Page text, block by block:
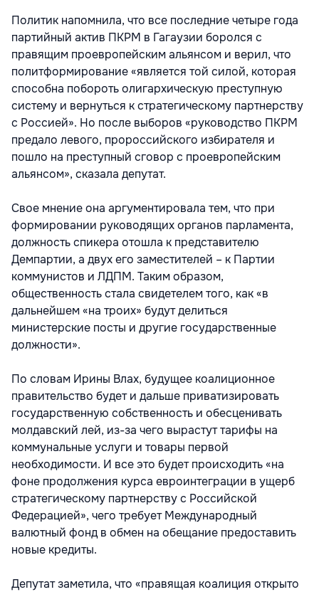
Политик напомнила, что все последние четыре года
партийный актив ПКРМ в Гагаузии боролся с
правящим проевропейским альянсом и верил, что
политформирование «является той силой, которая
способна побороть олигархическую преступную
систему и вернуться к стратегическому партнерству
с Россией». Но после выборов «руководство ПКРМ
предало левого, пророссийского избирателя и
пошло на преступный сговор с проевропейским
альянсом», сказала депутат.
Свое мнение она аргументировала тем, что при
формировании руководящих органов парламента,
должность спикера отошла к представителю
Демпартии, а двух его заместителей – к Партии
коммунистов и ЛДПМ. Таким образом,
общественность стала свидетелем того, как «в
дальнейшем «на троих» будут делиться
министерские посты и другие государственные
должности».
По словам Ирины Влах, будущее коалиционное
правительство будет и дальше приватизировать
государственную собственность и обесценивать
молдавский лей, из-за чего вырастут тарифы на
коммунальные услуги и товары первой
необходимости. И все это будет происходить «на
фоне продолжения курса евроинтеграции в ущерб
стратегическому партнерству с Российской
Федерацией», чего требует Международный
валютный фонд в обмен на обещание предоставить
новые кредиты.
Депутат заметила, что «правящая коалиция открыто